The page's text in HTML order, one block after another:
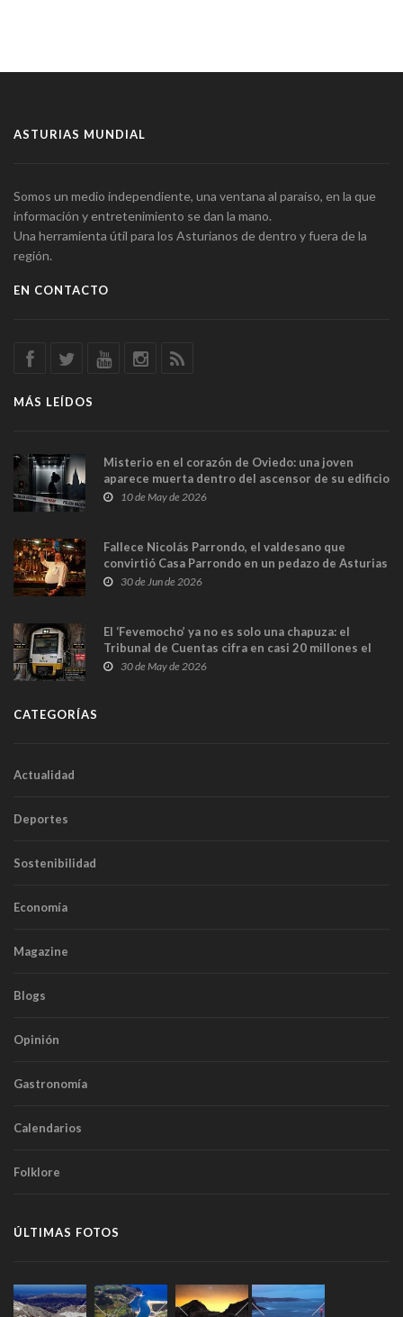
ASTURIAS MUNDIAL
Somos un medio independiente, una ventana al paraíso, en la que
información y entretenimiento se dan la mano.
Una herramienta útil para los Asturianos de dentro y fuera de la
región.
EN CONTACTO
MÁS LEÍDOS
Misterio en el corazón de Oviedo: una joven
aparece muerta dentro del ascensor de su edificio
y las cámaras captan sus últimos minutos
10 de May de 2026
Fallece Nicolás Parrondo, el valdesano que
convirtió Casa Parrondo en un pedazo de Asturias
en Madrid
30 de Jun de 2026
El ‘Fevemocho’ ya no es solo una chapuza: el
Tribunal de Cuentas cifra en casi 20 millones el
sobrecoste de los trenes que no cabían por los
30 de May de 2026
CATEGORÍAS
Actualidad
Deportes
Sostenibilidad
Economía
Magazine
Blogs
Opinión
Gastronomía
Calendarios
Folklore
ÚLTIMAS FOTOS